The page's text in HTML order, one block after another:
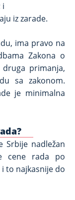
i
iz zarade.
ima pravo na
Zakona o
primanja,
sa zakonom.
je minimalna
Srbije nadležan
cene rada po
to najkasnije do